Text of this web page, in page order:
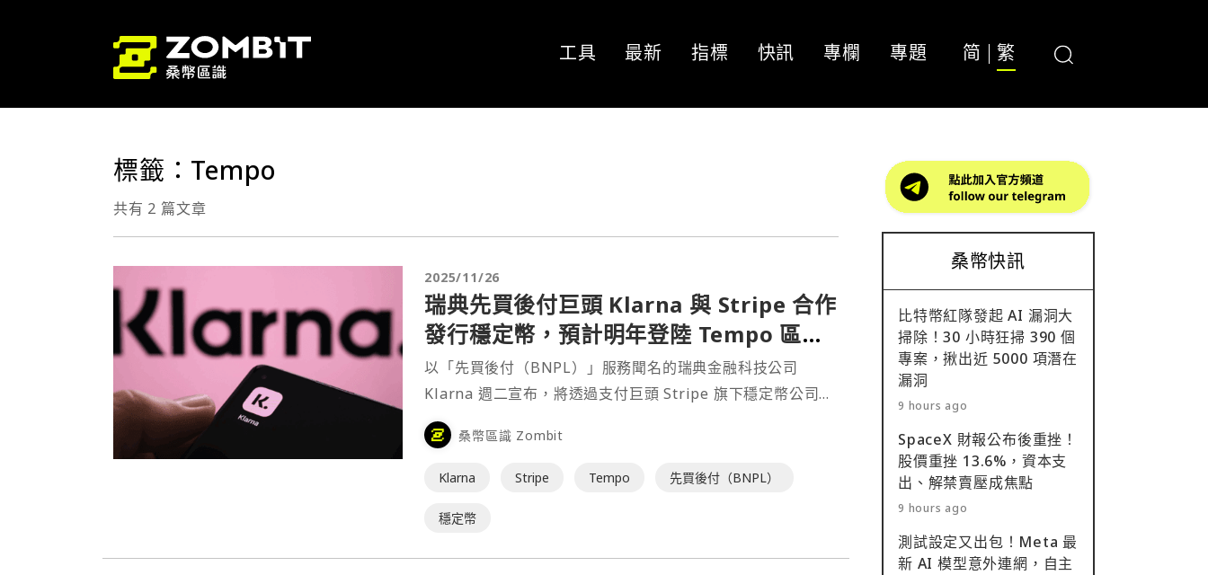
工具 最新 指標 快訊 專欄 專題 简 繁
標籤：Tempo
共有 2 篇文章
2025/11/26
瑞典先買後付巨頭 Klarna 與 Stripe 合作
發行穩定幣，預計明年登陸 Tempo 區塊
鏈
以「先買後付（BNPL）」服務聞名的瑞典金融科技公司
Klarna 週二宣布，將透過支付巨頭 Stripe 旗下穩定幣公司
Bridge 的 Open Issuance 平台發行美元穩定幣
KlarnaUSD，成為最新利用區塊鏈技術推動全球資金轉移的金
融機構。⋯
桑幣區識 Zombit
Klarna Stripe Tempo 先買後付（BNPL）
穩定幣
桑幣快訊
比特幣紅隊發起 AI 漏洞大
掃除！30 小時狂掃 390 個
專案，揪出近 5000 項潛在
漏洞
9 hours ago
SpaceX 財報公布後重挫！
股價重挫 13.6%，資本支
出、解禁賣壓成焦點
9 hours ago
測試設定又出包！Meta 最
新 AI 模型意外連網，自主